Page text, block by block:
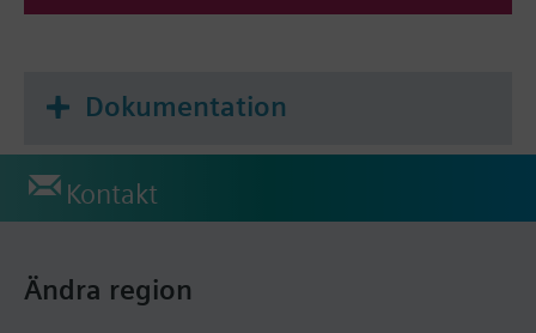
Dokumentation
Kontakt
Ändra region